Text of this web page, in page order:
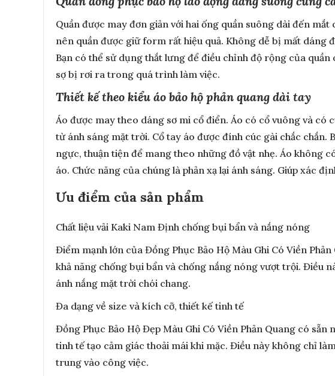
Quần được may đơn giản với hai ống quần suông dài đến
nên quần được giữ form rất hiệu quả. Không dễ bị mất dáng
Bạn có thể sử dụng thắt lưng để điều chỉnh độ rộng của
sợ bị rơi ra trong quá trình làm việc.
Thiết kế theo kiểu áo bảo hộ phản quang dài tay
Áo được may theo dáng sơ mi cổ điển. Áo có cổ vuông và
từ ánh sáng mặt trời. Cổ tay áo được đính cúc gài chắc chắn.
ngực, thuận tiện để mang theo những đồ vật nhẹ. Áo không
áo. Chức năng của chúng là phản xạ lại ánh sáng. Giúp xác
Ưu điểm của sản phẩm
Chất liệu vải Kaki Nam Định chống bụi bẩn và nắng nóng
Điểm mạnh lớn của Đồng Phục Bảo Hộ Màu Ghi Có Viền
khả năng chống bụi bẩn và chống nắng nóng vượt trội. Điều
ánh nắng mặt trời chói chang.
Đa dạng về size và kích cỡ, thiết kế tinh tế
Đồng Phục Bảo Hộ Đẹp Màu Ghi Có Viền Phản Quang có
tinh tế tạo cảm giác thoải mái khi mặc. Điều này không chỉ
trung vào công việc.